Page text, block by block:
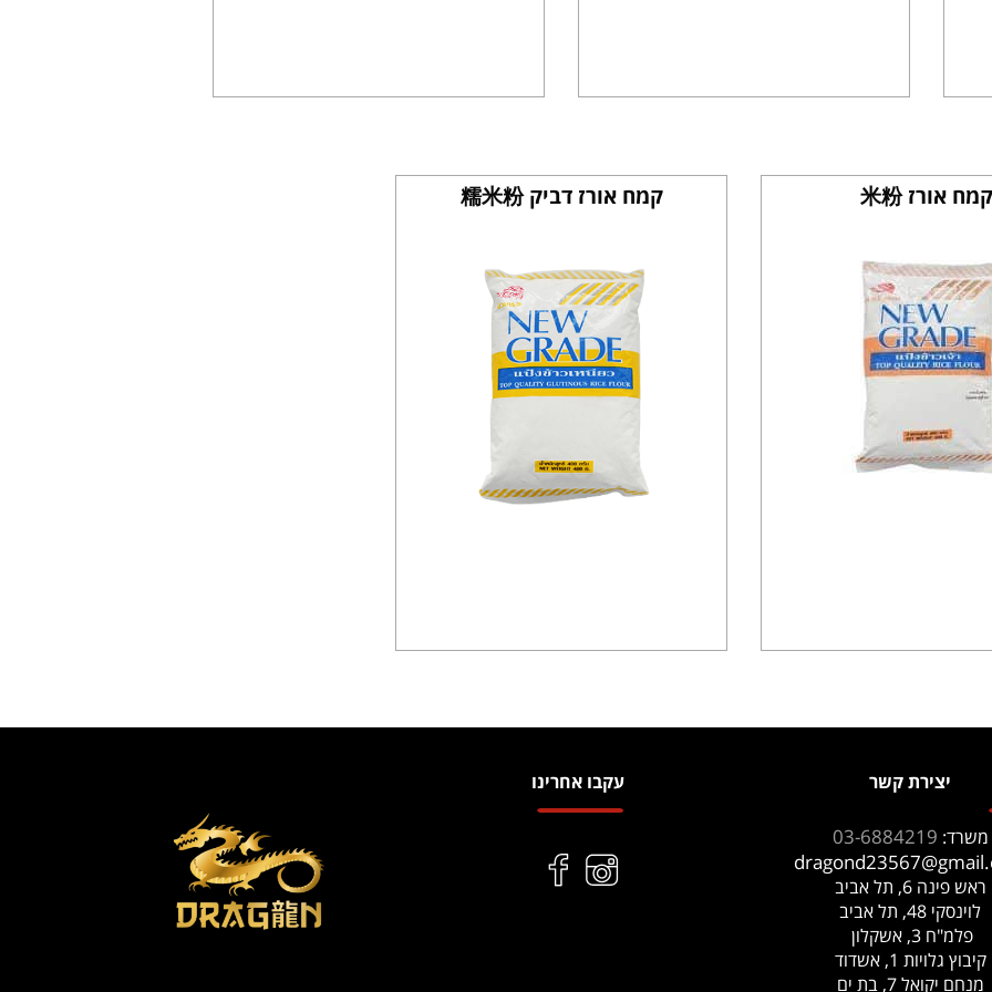
קמח אורז 米粉 קמח אורז דביק 糯米粉
יצירת קשר
משרד: 03-6884219
ראש פינה 6, תל אביב
לוינסקי 48, תל אביב
פלמ"ח 3, אשקלון
קיבוץ גלויות 1, אשדוד
מנחם יקואל 7, בת ים
עקבו אחרינו